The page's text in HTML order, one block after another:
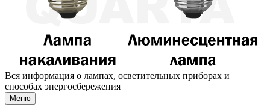
Вся информация о лампах, осветительных приборах и
способах энергосбережения
Меню